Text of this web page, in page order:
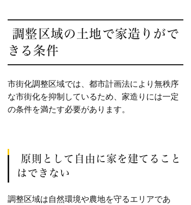
調整区域の土地で家造りがで
きる条件
市街化調整区域では、都市計画法により無秩序
な市街化を抑制しているため、家造りには一定
の条件を満たす必要があります。
原則として自由に家を建てること
はできない
調整区域は自然環境や農地を守るエリアであ